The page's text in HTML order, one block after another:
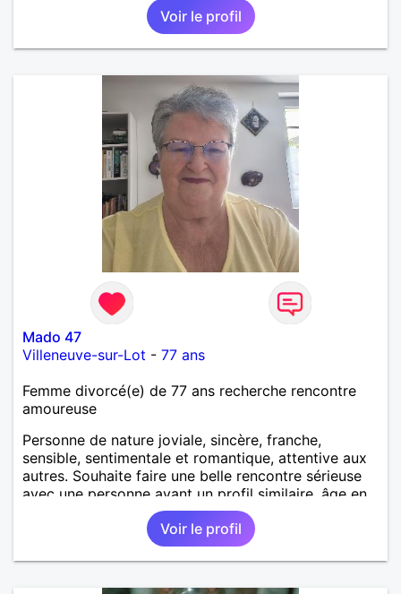
Voir le profil
Mado 47
Villeneuve-sur-Lot - 77 ans
Femme divorcé(e) de 77 ans recherche rencontre
amoureuse
Personne de nature joviale, sincère, franche,
sensible, sentimentale et romantique, attentive aux
autres. Souhaite faire une belle rencontre sérieuse
avec une personne ayant un profil similaire, âge en
rapport et proche si possible Je déteste le
mensonge et l hypocrisie ainsi que les conflits. J
aime les balades, les villages aux vieilles pierres,
restaurants, musique, mer, montagne, cuisiner et
Voir le profil